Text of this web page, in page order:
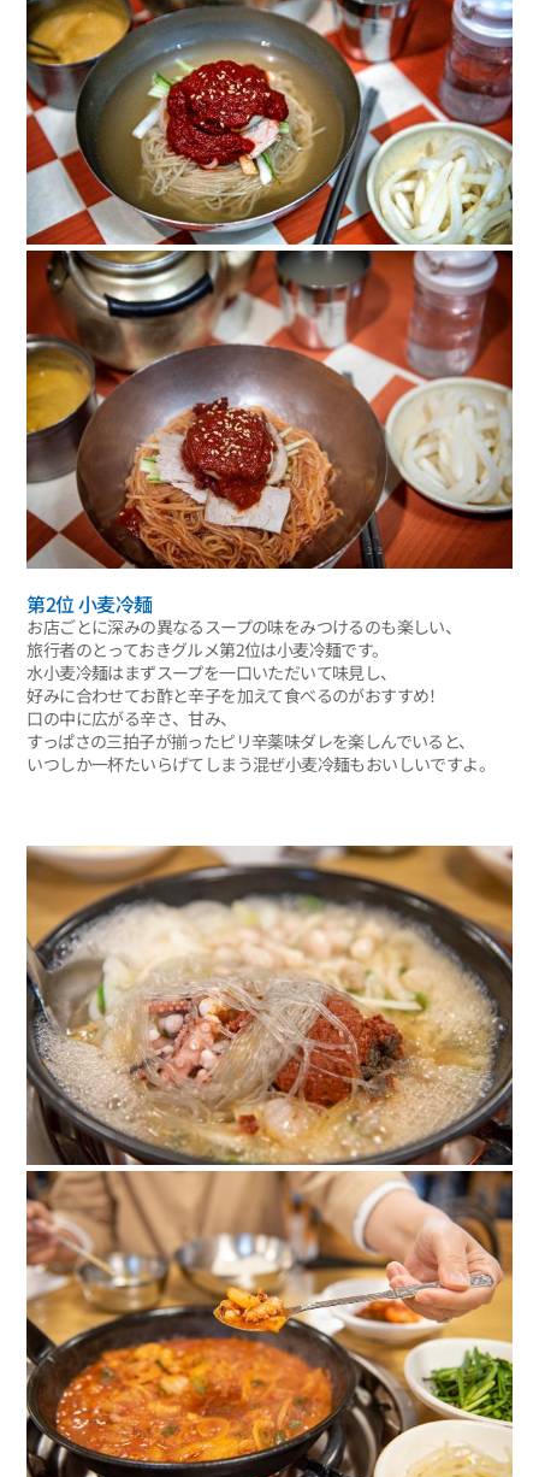
第2位 小麦冷麺
お店ごとに深みの異なるスープの味をみつけるのも楽しい、
旅行者のとっておきグルメ第2位は小麦冷麺です。
水小麦冷麺はまずスープを一口いただいて味見し、
好みに合わせてお酢と辛子を加えて食べるのがおすすめ！
口の中に広がる辛さ、甘み、
すっぱさの三拍子が揃ったピリ辛薬味ダレを楽しんでいると、
いつしか一杯たいらげてしまう混ぜ小麦冷麺もおいしいですよ。